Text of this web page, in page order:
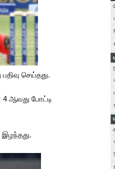
செய்தது.
ஆவது போட்டி
இழந்தது.